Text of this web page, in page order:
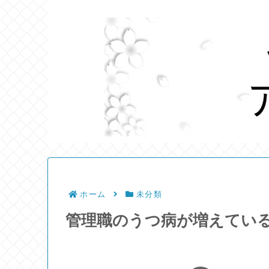
ホーム 未分類
管理職のうつ病が増えてい